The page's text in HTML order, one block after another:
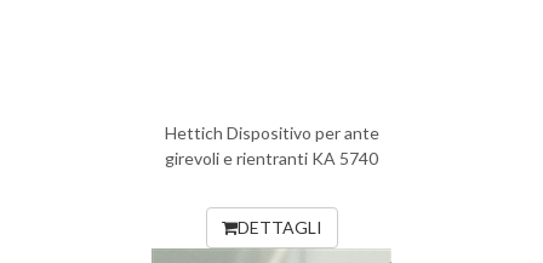
Hettich Dispositivo per ante
girevoli e rientranti KA 5740
DETTAGLI